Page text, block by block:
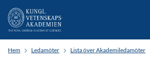
Hem Ledamöter Lista över Akademiledamöter